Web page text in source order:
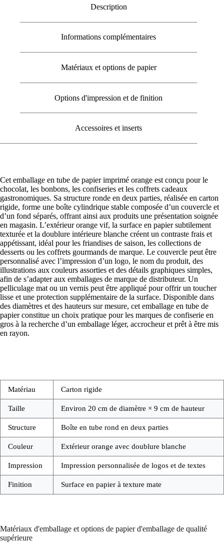
Description
Informations complémentaires
Matériaux et options de papier
Options d'impression et de finition
Accessoires et inserts
Cet emballage en tube de papier imprimé orange est conçu pour le
chocolat, les bonbons, les confiseries et les coffrets cadeaux
gastronomiques. Sa structure ronde en deux parties, réalisée en carton
rigide, forme une boîte cylindrique stable composée d’un couvercle et
d’un fond séparés, offrant ainsi aux produits une présentation soignée
en magasin. L’extérieur orange vif, la surface en papier subtilement
texturée et la doublure intérieure blanche créent un contraste frais et
appétissant, idéal pour les friandises de saison, les collections de
desserts ou les coffrets gourmands de marque. Le couvercle peut être
personnalisé avec l’impression d’un logo, le nom du produit, des
illustrations aux couleurs assorties et des détails graphiques simples,
afin de s’adapter aux emballages de marque de distributeur. Un
pelliculage mat ou un vernis peut être appliqué pour offrir un toucher
lisse et une protection supplémentaire de la surface. Disponible dans
des diamètres et des hauteurs sur mesure, cet emballage en tube de
papier constitue un choix pratique pour les marques de confiserie en
gros à la recherche d’un emballage léger, accrocheur et prêt à être mis
en rayon.
Matériau Carton rigide
Taille Environ 20 cm de diamètre × 9 cm de hauteur
Structure Boîte en tube rond en deux parties
Couleur Extérieur orange avec doublure blanche
Impression Impression personnalisée de logos et de textes
Finition Surface en papier à texture mate
Matériaux d'emballage et options de papier d'emballage de qualité
supérieure